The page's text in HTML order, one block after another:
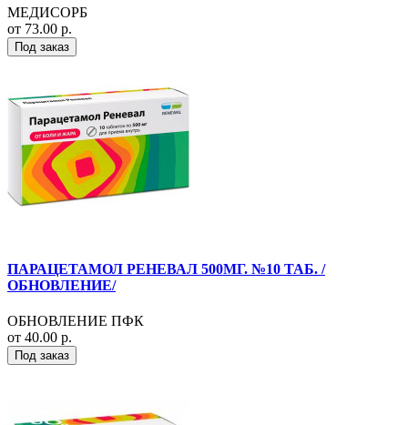
МЕДИСОРБ
от 73.00 р.
Под заказ
ПАРАЦЕТАМОЛ РЕНЕВАЛ 500МГ. №10 ТАБ. /
ОБНОВЛЕНИЕ/
ОБНОВЛЕНИЕ ПФК
от 40.00 р.
Под заказ